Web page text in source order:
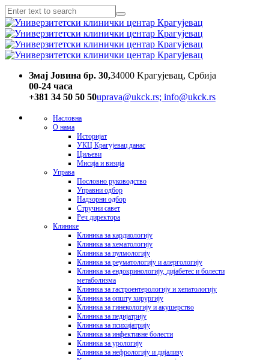
Змај Јовина бр. 30,34000 Kрагујевац, Србија
00-24 часa
+381 34 50 50 50uprava@ukck.rs; info@ukck.rs
Насловна
О нама
Историјат
УКЦ Крагујевац данас
Циљеви
Мисија и визија
Управа
Пословно руководство
Управни одбор
Надзорни одбор
Стручни савет
Реч директора
Клинике
Клиника за кардиологију
Клиника за хематологију
Клиника за пулмологију
Клиника за реуматологију и алергологију
Клиника за ендокринологију, дијабетес и болести
метаболизма
Клиника за гастроентерологију и хепатологију
Клиника за општу хирургију
Клиника за гинекологију и акушерство
Клиника за педијатрију
Клиника за психијатрију
Клиника за инфективне болести
Клиника за урологију
Клиника за нефрологију и дијализу